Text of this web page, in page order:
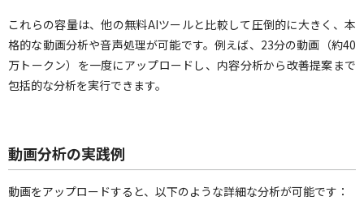
これらの容量は、他の無料AIツールと比較して圧倒的に大きく、本
格的な動画分析や音声処理が可能です。例えば、23分の動画（約40
万トークン）を一度にアップロードし、内容分析から改善提案まで
包括的な分析を実行できます。
動画分析の実践例
動画をアップロードすると、以下のような詳細な分析が可能です：